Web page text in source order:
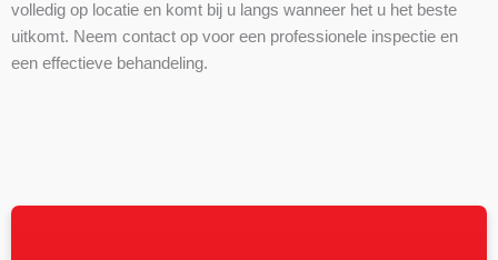
volledig op locatie en komt bij u langs wanneer het u het beste
uitkomt. Neem contact op voor een professionele inspectie en
een effectieve behandeling.